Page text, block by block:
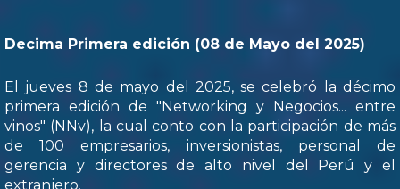
Decima Primera edición (08 de Mayo del 2025)
El jueves 8 de mayo del 2025, se celebró la décimo
primera edición de "Networking y Negocios... entre
vinos" (NNv), la cual conto con la participación de más
de 100 empresarios, inversionistas, personal de
gerencia y directores de alto nivel del Perú y el
extranjero.